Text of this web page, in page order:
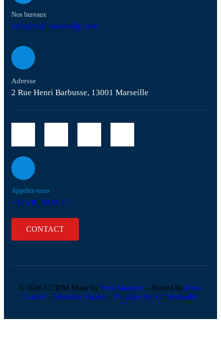
Nos bureaux
info@ccif-marseille.com
Adresse
2 Rue Henri Barbusse, 13001 Marseille
Appelez-nous
+33 4 91 90 81 17
CONTACT
© 2026 CCIFM Made by Pure Moment– Hosted by Bmo-
Conseil – Mentions légales – Politique de confidentialité